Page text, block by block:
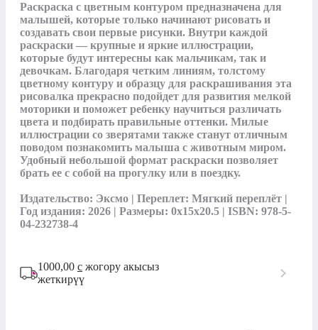
Раскраска с цветным контуром предназначена для
малышей, которые только начинают рисовать и
создавать свои первые рисунки. Внутри каждой
раскраски — крупные и яркие иллюстрации,
которые будут интересны как мальчикам, так и
девочкам. Благодаря четким линиям, толстому
цветному контуру и образцу для раскрашивания эта
рисовалка прекрасно подойдет для развития мелкой
моторики и поможет ребенку научиться различать
цвета и подбирать правильные оттенки. Милые
иллюстрации со зверятами также станут отличным
поводом познакомить малыша с животным миром.
Удобный небольшой формат раскраски позволяет
брать ее с собой на прогулку или в поездку.
Издательство: Эксмо | Переплет: Мягкий переплёт |
Год издания: 2026 | Размеры: 0x15x20.5 | ISBN: 978-5-
04-232738-4
1000,00 с жогору акысыз
жеткирүү